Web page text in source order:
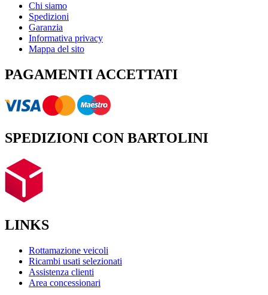
Chi siamo
Spedizioni
Garanzia
Informativa privacy
Mappa del sito
PAGAMENTI ACCETTATI
SPEDIZIONI CON BARTOLINI
LINKS
Rottamazione veicoli
Ricambi usati selezionati
Assistenza clienti
Area concessionari